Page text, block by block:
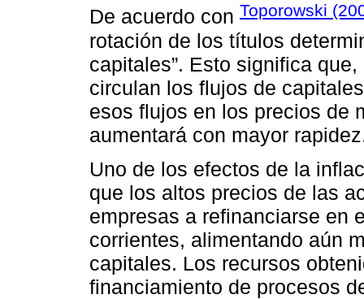
De acuerdo con Toporowski
rotación de los títulos
capitales”. Esto significa
circulan los flujos de
esos flujos en los precios de
aumentará con mayor
Uno de los efectos de la
que los altos precios de las
empresas a refinanciarse en
corrientes, alimentando aún
capitales. Los recursos
financiamiento de procesos